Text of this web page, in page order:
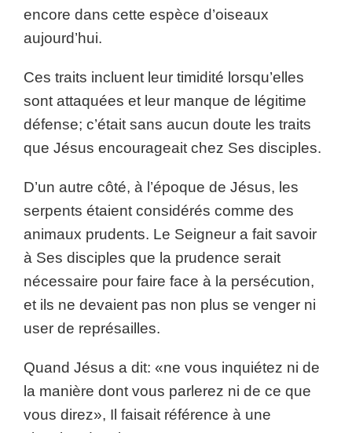
encore dans cette espèce d’oiseaux
aujourd’hui.
Ces traits incluent leur timidité lorsqu’elles
sont attaquées et leur manque de légitime
défense; c’était sans aucun doute les traits
que Jésus encourageait chez Ses disciples.
D’un autre côté, à l’époque de Jésus, les
serpents étaient considérés comme des
animaux prudents. Le Seigneur a fait savoir
à Ses disciples que la prudence serait
nécessaire pour faire face à la persécution,
et ils ne devaient pas non plus se venger ni
user de représailles.
Quand Jésus a dit: «ne vous inquiétez ni de
la manière dont vous parlerez ni de ce que
vous direz», Il faisait référence à une